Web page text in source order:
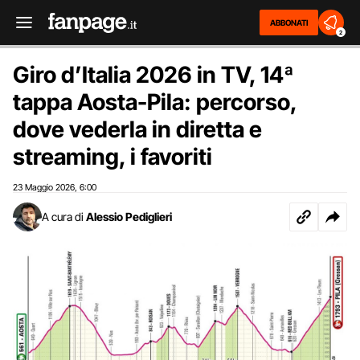
ABBONATI
2
Giro d’Italia 2026 in TV, 14ª
tappa Aosta-Pila: percorso,
dove vederla in diretta e
streaming, i favoriti
23 Maggio 2026 6:00
A cura di Alessio Pediglieri